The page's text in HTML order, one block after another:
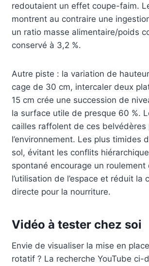
redoutaient un effet coupe-faim.
montrent au contraire une
un ratio masse alimentaire/poids
conservé à 3,2 %.
Autre piste : la variation de
cage de 30 cm, intercaler deux
15 cm crée une succession de
la surface utile de presque 60 %.
cailles raffolent de ces belvédères
l’environnement. Les plus timides
sol, évitant les conflits
spontané encourage un roulement
l’utilisation de l’espace et réduit la
directe pour la nourriture.
Vidéo à tester chez soi
Envie de visualiser la mise en
rotatif ? La recherche YouTube ci-